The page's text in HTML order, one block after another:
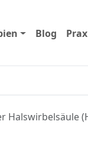
Blog
Halswirbelsäule